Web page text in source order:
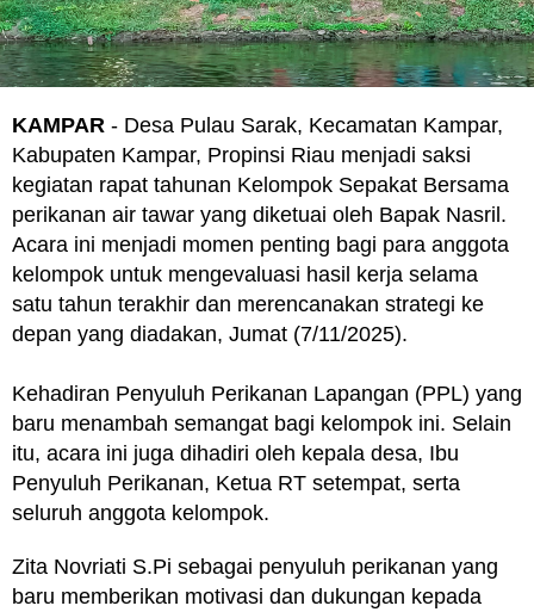
KAMPAR - Desa Pulau Sarak, Kecamatan Kampar,
Kabupaten Kampar, Propinsi Riau menjadi saksi
kegiatan rapat tahunan Kelompok Sepakat Bersama
perikanan air tawar yang diketuai oleh Bapak Nasril.
Acara ini menjadi momen penting bagi para anggota
kelompok untuk mengevaluasi hasil kerja selama
satu tahun terakhir dan merencanakan strategi ke
depan yang diadakan, Jumat (7/11/2025).
Kehadiran Penyuluh Perikanan Lapangan (PPL) yang
baru menambah semangat bagi kelompok ini. Selain
itu, acara ini juga dihadiri oleh kepala desa, Ibu
Penyuluh Perikanan, Ketua RT setempat, serta
seluruh anggota kelompok.
Zita Novriati S.Pi sebagai penyuluh perikanan yang
baru memberikan motivasi dan dukungan kepada